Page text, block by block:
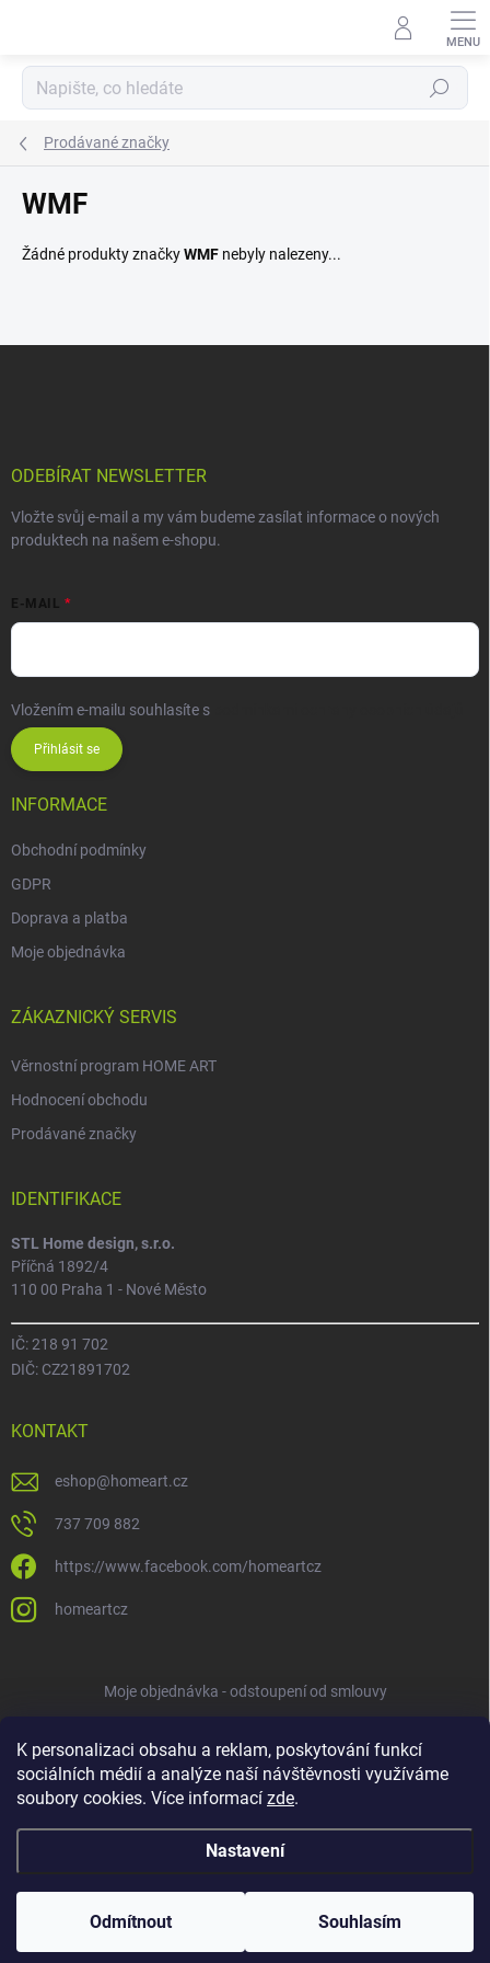
K personalizaci obsahu a reklam, poskytování funkcí
sociálních médií a analýze naší návštěvnosti využíváme
soubory cookies. Více informací zde.
Nastavení
Odmítnout Souhlasím
Hledat
Prodávané značky
WMF
Žádné produkty značkyWMF nebyly nalezeny...
ODEBÍRAT NEWSLETTER
Vložte svůj e-mail a my vám budeme zasílat informace o nových
produktech na našem e-shopu.
E-MAIL
Vložením e-mailu souhlasíte s
Přihlásit se
INFORMACE
Obchodní podmínky
GDPR
Doprava a platba
Moje objednávka
ZÁKAZNICKÝ SERVIS
Věrnostní program HOME ART
Hodnocení obchodu
Prodávané značky
IDENTIFIKACE
STL Home design, s.r.o.
Příčná 1892/4
110 00 Praha 1 - Nové Město
IČ: 218 91 702
DIČ: CZ21891702
KONTAKT
eshop@homeart.cz
737 709 882
https://www.facebook.com/homeartcz
homeartcz
Moje objednávka - odstoupení od smlouvy
Vytvořil Shoptet ve spolupráci s
cookies